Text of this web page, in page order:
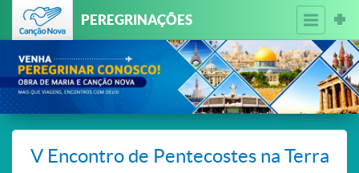
PEREGRINAÇÕES
V Encontro de Pentecostes na Terra